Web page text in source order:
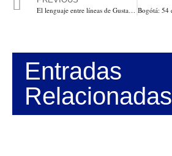
El lenguaje entre líneas de Gustavo Petro, la locura de un golpe de Estado. Por: Luis Gabriel Carrillo Navas
Entradas
Relacionadas